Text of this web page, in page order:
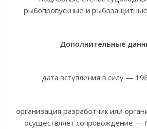
рыбопропускные и
Дополнительные
дата вступления в силу —
организация разработчик или
осуществляет сопровождение —